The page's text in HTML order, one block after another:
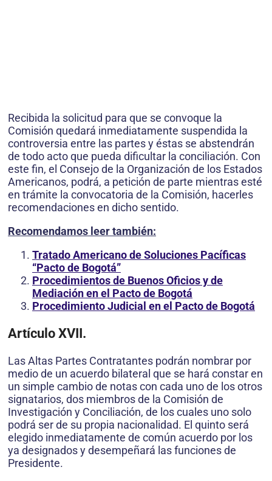
Recibida la solicitud para que se convoque la
Comisión quedará inmediatamente suspendida la
controversia entre las partes y éstas se abstendrán
de todo acto que pueda dificultar la conciliación. Con
este fin, el Consejo de la Organización de los Estados
Americanos, podrá, a petición de parte mientras esté
en trámite la convocatoria de la Comisión, hacerles
recomendaciones en dicho sentido.
Recomendamos leer también:
Tratado Americano de Soluciones Pacíficas
“Pacto de Bogotá”
Procedimientos de Buenos Oficios y de
Mediación en el Pacto de Bogotá
Procedimiento Judicial en el Pacto de Bogotá
Artículo XVII.
Las Altas Partes Contratantes podrán nombrar por
medio de un acuerdo bilateral que se hará constar en
un simple cambio de notas con cada uno de los otros
signatarios, dos miembros de la Comisión de
Investigación y Conciliación, de los cuales uno solo
podrá ser de su propia nacionalidad. El quinto será
elegido inmediatamente de común acuerdo por los
ya designados y desempeñará las funciones de
Presidente.